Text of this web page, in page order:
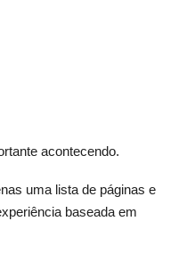
acontecendo.
uma lista de páginas e
baseada em